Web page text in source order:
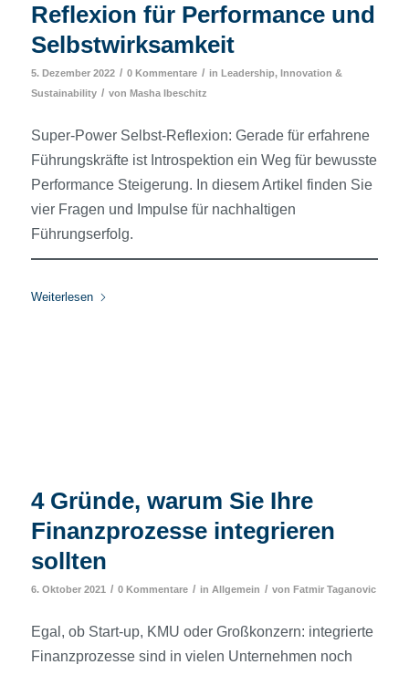
Reflexion für Performance und
Selbstwirksamkeit
5. Dezember 2022 / 0 Kommentare / in Leadership, Innovation &
Sustainability / von Masha Ibeschitz
Super-Power Selbst-Reflexion: Gerade für erfahrene
Führungskräfte ist Introspektion ein Weg für bewusste
Performance Steigerung. In diesem Artikel finden Sie
vier Fragen und Impulse für nachhaltigen
Führungserfolg.
Weiterlesen
4 Gründe, warum Sie Ihre
Finanzprozesse integrieren
sollten
6. Oktober 2021 / 0 Kommentare / in Allgemein / von Fatmir Taganovic
Egal, ob Start-up, KMU oder Großkonzern: integrierte
Finanzprozesse sind in vielen Unternehmen noch